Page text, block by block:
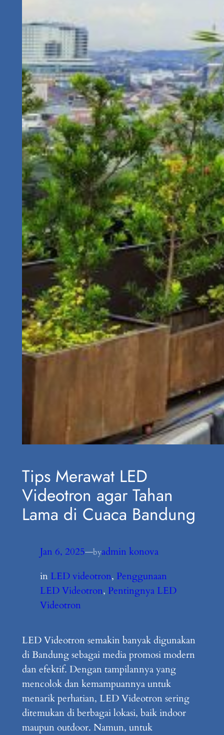
Tips Merawat LED
Videotron agar Tahan
Lama di Cuaca Bandung
Jan 6, 2025—byadmin konova
in LED videotron, Penggunaan
LED Videotron, Pentingnya LED
Videotron
LED Videotron semakin banyak digunakan
di Bandung sebagai media promosi modern
dan efektif. Dengan tampilannya yang
mencolok dan kemampuannya untuk
menarik perhatian, LED Videotron sering
ditemukan di berbagai lokasi, baik indoor
maupun outdoor. Namun, untuk